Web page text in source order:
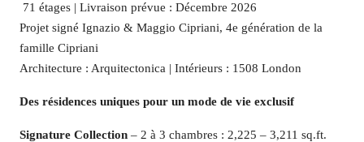
️ 71 étages | Livraison prévue : Décembre 2026
Projet signé Ignazio & Maggio Cipriani, 4e génération de la
famille Cipriani
Architecture : Arquitectonica | Intérieurs : 1508 London
Des résidences uniques pour un mode de vie exclusif
Signature Collection – 2 à 3 chambres : 2,225 – 3,211 sq.ft.